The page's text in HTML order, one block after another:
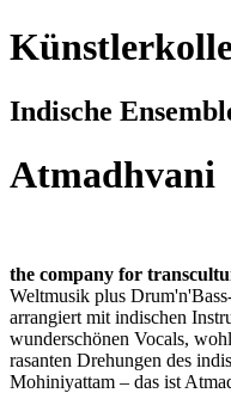
Indische
Atmadhvani
the company for
Weltmusik plus
arrangiert mit indischen
wunderschönen Vocals,
rasanten Drehungen des
Mohiniyattam – das ist